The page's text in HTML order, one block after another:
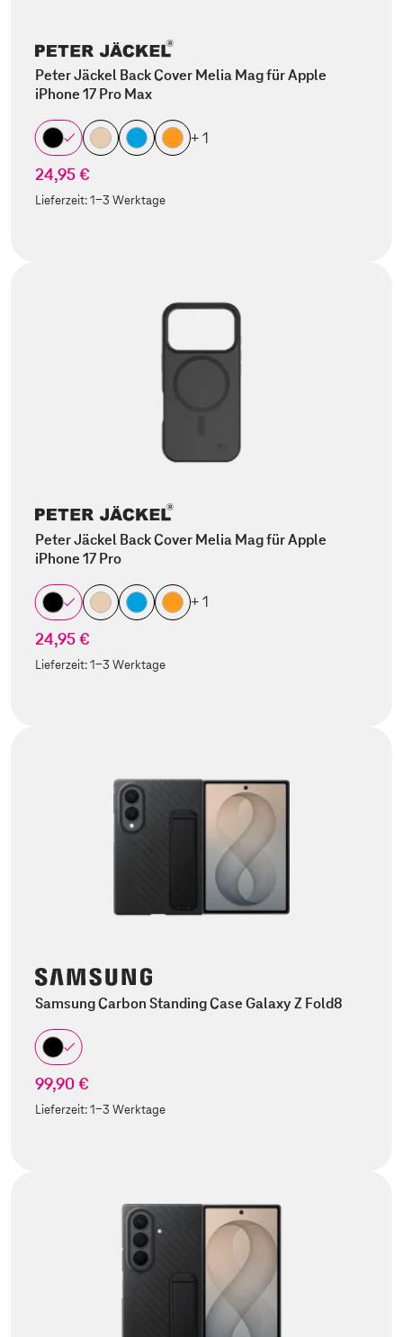
Peter Jäckel Back Cover Melia Mag für Apple
iPhone 17 Pro Max
+ 1
24,95 €
Lieferzeit:1-3 Werktage
Peter Jäckel Back Cover Melia Mag für Apple
iPhone 17 Pro
+ 1
24,95 €
Lieferzeit:1-3 Werktage
Samsung Carbon Standing Case Galaxy Z Fold8
99,90 €
Lieferzeit:1-3 Werktage